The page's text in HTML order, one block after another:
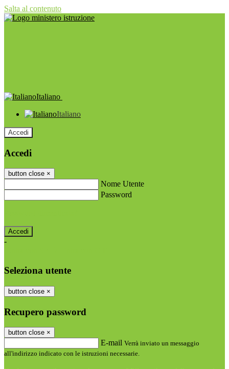
Salta al contenuto
Italiano
Italiano
Accedi
Accedi
button close ×
Nome Utente
Password
-
Seleziona utente
button close ×
Recupero password
button close ×
E-mail Verrà inviato un messaggio
all'indirizzo indicato con le istruzioni necessarie.